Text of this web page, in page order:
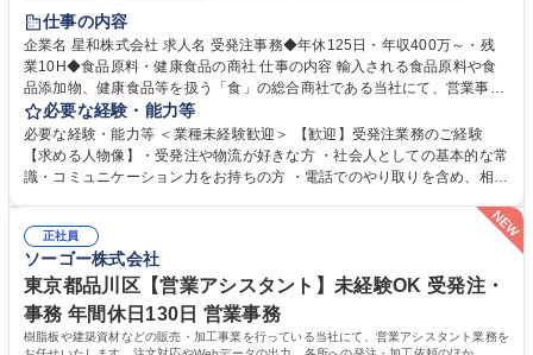
交通費支給
仕事の内容
企業名 星和株式会社 求人名 受発注事務◆年休125日・年収400万～・残
業10H◆食品原料・健康食品の商社 仕事の内容 輸入される食品原料や食
品添加物、健康食品等を扱う「食」の総合商社である当社にて、営業事務
として営業サポートや書類作成、データ入力、電話対応などの業務をお任
せします。 ・受注／出荷指示／売上管理／仕入管理／在庫管理／お客様や
倉庫と電話確認など、販売に関わる事務、営業サポートをお願いします。
・入社後は商品について覚えることから始め、先輩社員OJTと共に業務を
万～・残業10H◆食品原料・健康食品の商社
必要な経験・能力等
必要な経験・能力等 ＜業種未経験歓迎＞ 【歓迎】受発注業務のご経験
【求める人物像】・受発注や物流が好きな方 ・社会人としての基本的な常
識・コミュニケーション力をお持ちの方 ・電話でのやり取りを含め、相手
確に扱う業務に抵抗がない方 ・PCを業務で日常的に使用しており、四則
演算ができる方 ・業務ルールや指示を理解し、行動できる方 学歴・資格
学歴：大学院 大学 短大 語学力： 資格：
正社員
ソーゴー株式会社
東京都品川区【営業アシスタント】未経験OK 受発注・
事務 年間休日130日 営業事務
樹脂板や建築資材などの販売・加工事業を行っている当社にて、営業アシスタント業務を